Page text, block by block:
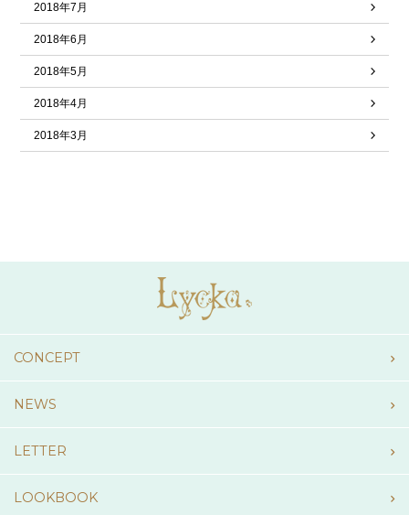
2018年7月
2018年6月
2018年5月
2018年4月
2018年3月
CONCEPT
NEWS
LETTER
LOOKBOOK